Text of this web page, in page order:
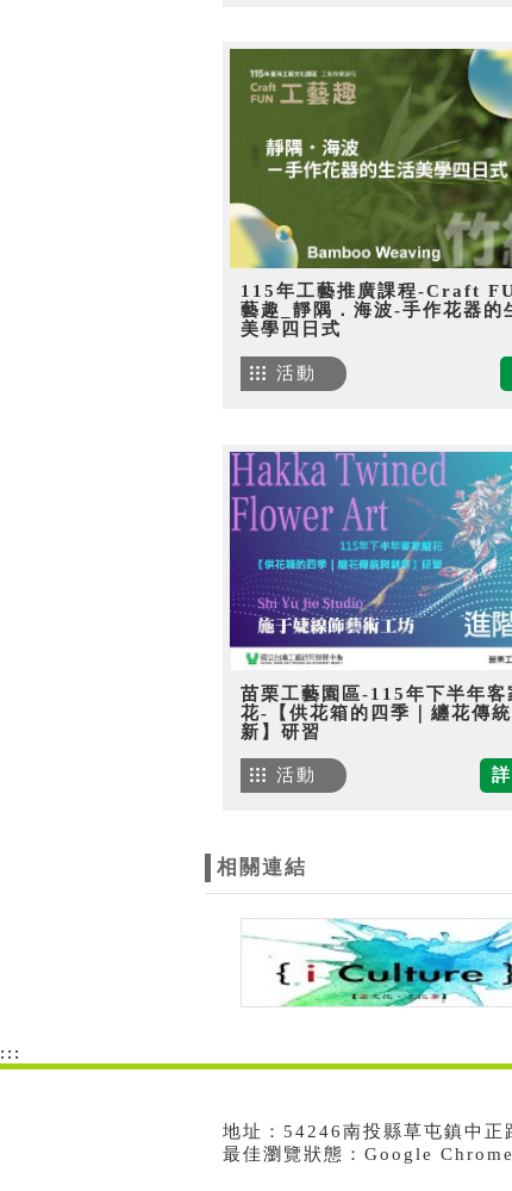
115年工藝推廣課程-Craft
藝趣_靜隅．海波-手作花器的
美學四日式
活動
苗栗工藝園區-115年下半年客
花-【供花箱的四季｜纏花傳統
新】研習
活動
相關連結
:::
地址：54246南投縣草屯鎮中
最佳瀏覽狀態：Google